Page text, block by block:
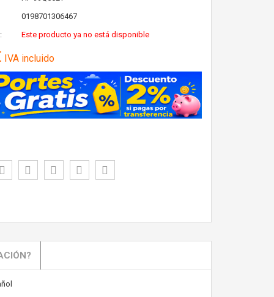
0198701306467
Este producto ya no está disponible
IVA incluido